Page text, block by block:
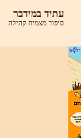
עתיד במידבר
סיפור מצמיח קהילה